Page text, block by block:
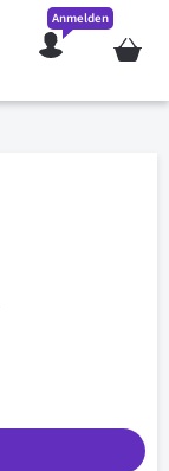
Mein
Anmelden